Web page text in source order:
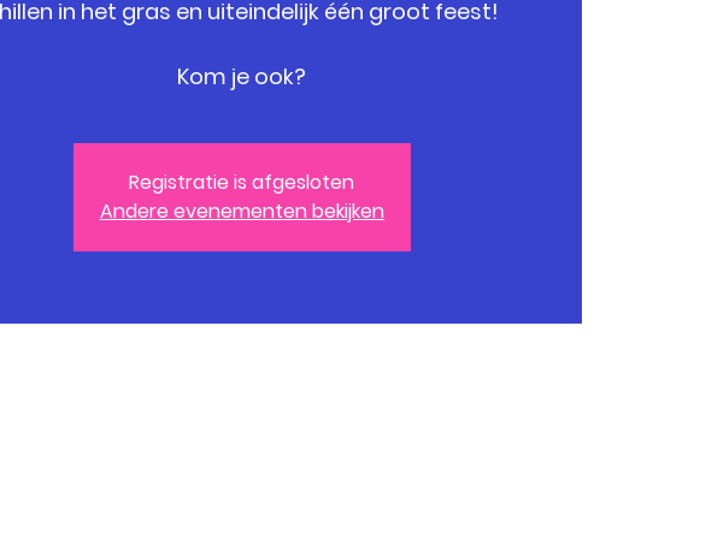
in het gras en uiteindelijk één groot feest!
Kom je ook?
Registratie is afgesloten
Andere evenementen bekijken